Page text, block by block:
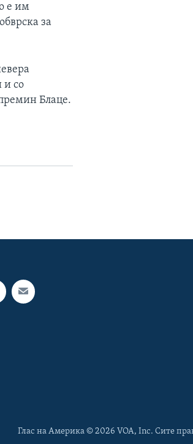
е им
за
и со
Блаце.
Глас на Америка © 2026 VOA, Inc. Сите